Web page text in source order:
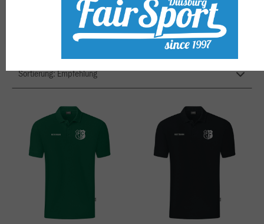
Farbe
mehr Infos
Datenschutz
Impressum